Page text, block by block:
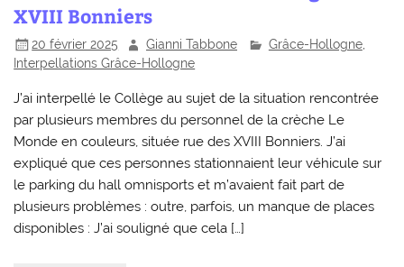
XVIII Bonniers
20 février 2025 Gianni Tabbone Grâce-Hollogne,
Interpellations Grâce-Hollogne
J’ai interpellé le Collège au sujet de la situation rencontrée
par plusieurs membres du personnel de la crèche Le
Monde en couleurs, située rue des XVIII Bonniers. J’ai
expliqué que ces personnes stationnaient leur véhicule sur
le parking du hall omnisports et m’avaient fait part de
plusieurs problèmes : outre, parfois, un manque de places
disponibles : J’ai souligné que cela […]